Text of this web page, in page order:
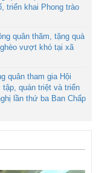
triển khai Phong trào
quân thăm, tặng quà
vượt khó tại xã
quân tham gia Hội
quán triệt và triển
lần thứ ba Ban Chấp